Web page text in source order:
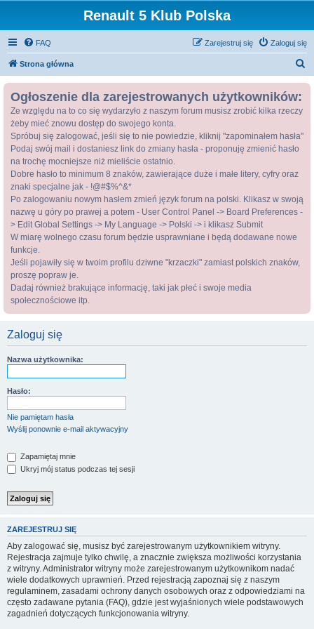
Renault 5 Klub Polska
FAQ Zaloguj się
Zarejestruj się
Strona główna
Ogłoszenie dla zarejestrowanych użytkowników:
Ze względu na to co się wydarzyło z naszym forum musisz zrobić kilka rzeczy
żeby mieć znowu dostęp do swojego konta.
Spróbuj się zalogować, jeśli się to nie powiedzie, kliknij "zapominałem hasła"
Podaj swój mail i dostaniesz link do zmiany hasła - proponuję zmienić hasło
na trochę mocniejsze niż mieliście ostatnio.
Dobre hasło to minimum 8 znaków, zawierające duże i małe litery, cyfry oraz
znaki specjalne jak - !@#$%^&*
Po zalogowaniu nowym hasłem zmień język forum na polski. Klikasz w swoją
nazwę u góry po prawej a potem - User Control Panel -> Board Preferences -
> Edit Global Settings -> My Language -> Polski -> i klikasz Submit
W miarę wolnego czasu forum będzie usprawniane i będą dodawane nowe
funkcje.
Jeśli pojawiły się w twoim profilu dziwne "krzaczki" zamiast polskich znaków,
proszę popraw je.
Dadaj również brakujące informację, taki jak płeć i swoje media
społecznościowe itp.
Zaloguj się
Nazwa użytkownika:
Hasło:
Nie pamiętam hasła
Wyślij ponownie e-mail aktywacyjny
Zapamiętaj mnie
Ukryj mój status podczas tej sesji
ZAREJESTRUJ SIĘ
Aby zalogować się, musisz być zarejestrowanym użytkownikiem witryny.
Rejestracja zajmuje tylko chwilę, a znacznie zwiększa możliwości korzystania
z witryny. Administrator witryny może zarejestrowanym użytkownikom nadać
wiele dodatkowych uprawnień. Przed rejestracją zapoznaj się z naszym
regulaminem, zasadami ochrony danych osobowych oraz z odpowiedziami na
często zadawane pytania (FAQ), gdzie jest wyjaśnionych wiele podstawowych
zagadnień dotyczących funkcjonowania witryny.